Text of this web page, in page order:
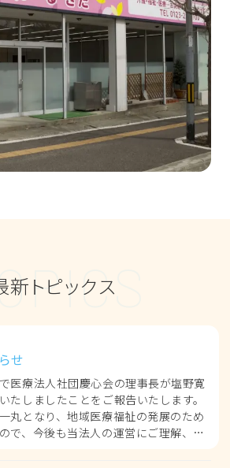
新トピックス
PICS
せ
医療法人社団慶心会の理事長が塩野寛
たしましたことをご報告いたします。
丸となり、地域医療福祉の発展のため
で、今後も当法人の運営にご理解、ご